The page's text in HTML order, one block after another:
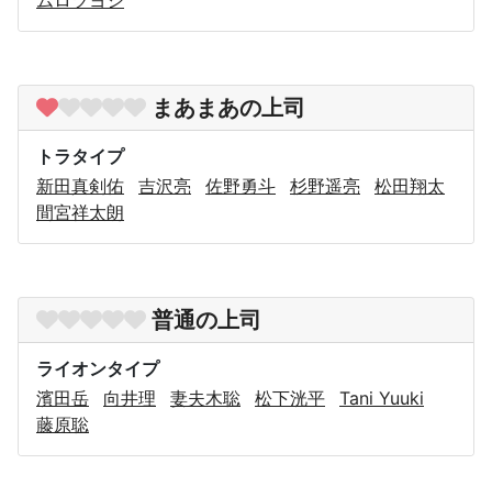
まあまあの上司
トラタイプ
新田真剣佑
吉沢亮 佐野勇斗 杉野遥亮
松田翔太
間宮祥太朗
普通の上司
ライオンタイプ
濱田岳
向井理 妻夫木聡 松下洸平
Tani Yuuki
藤原聡